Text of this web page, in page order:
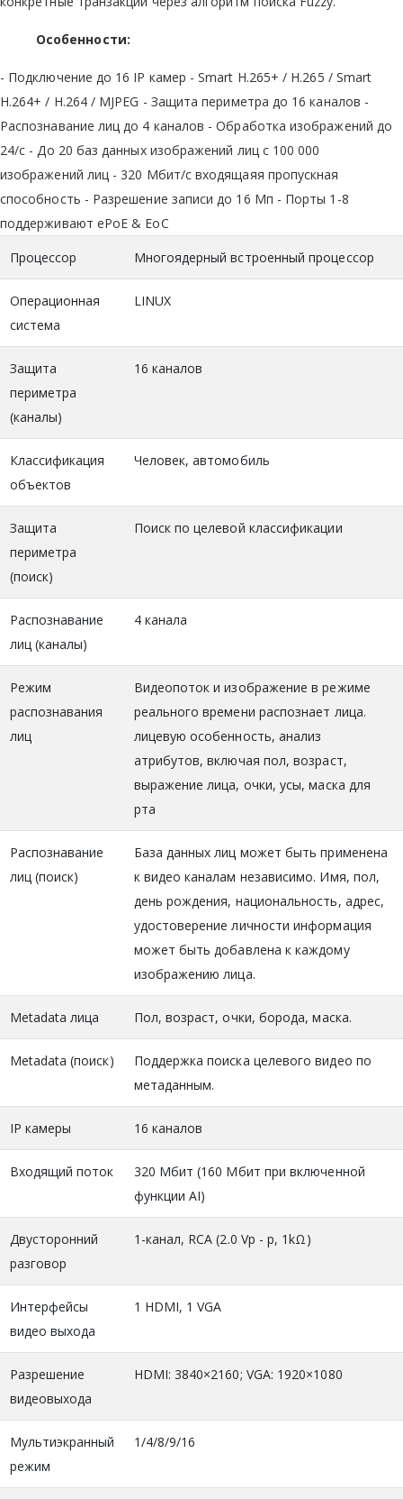
Особенности:
- Подключение до 16 IP камер - Smart H.265+ / H.265 / Smart
H.264+ / H.264 / MJPEG - Защита периметра до 16 каналов -
Распознавание лиц до 4 каналов - Обработка изображений до
24/с - До 20 баз данных изображений лиц с 100 000
изображений лиц - 320 Мбит/с входящаяя пропускная
способность - Разрешение записи до 16 Мп - Порты 1-8
поддерживают ePoE & EoC
Процессор
Многоядерный встроенный процессор
Операционная
система
LINUX
Защита
периметра
(каналы)
16 каналов
Классификация
объектов
Человек, автомобиль
Защита
периметра
(поиск)
Поиск по целевой классификации
Распознавание
лиц (каналы)
4 канала
Режим
распознавания
лиц
Видеопоток и изображение в режиме
реального времени распознает лица.
лицевую особенность, анализ
атрибутов, включая пол, возраст,
выражение лица, очки, усы, маска для
рта
Распознавание
лиц (поиск)
База данных лиц может быть применена
к видео каналам независимо. Имя, пол,
день рождения, национальность, адрес,
удостоверение личности информация
может быть добавлена ​​к каждому
изображению лица.
Metadata лица Пол, возраст, очки, борода, маска.
Metadata (поиск)
Поддержка поиска целевого видео по
метаданным.
IP камеры 16 каналов
Входящий поток
320 Мбит (160 Мбит при включенной
функции AI)
Двусторонний
разговор
1-канал, RCA (2.0 Vp - p, 1kΩ)
Интерфейсы
видео выхода
1 HDMI, 1 VGA
Разрешение
видеовыхода
HDMI: 3840×2160; VGA: 1920×1080
Мультиэкранный
режим
1/4/8/9/16